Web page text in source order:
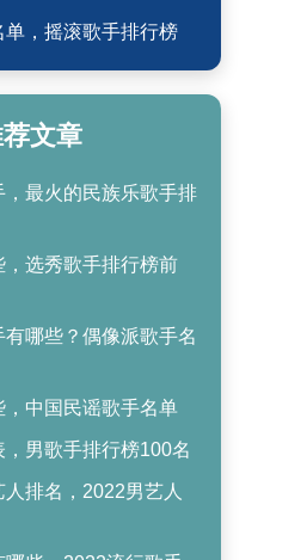
单，摇滚歌手排行榜
文章
，最火的民族乐歌手排
，选秀歌手排行榜前
哪些？偶像派歌手名
，中国民谣歌手名单
男歌手排行榜100名
排名，2022男艺人